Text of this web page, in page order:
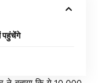
पहुंचेंगे